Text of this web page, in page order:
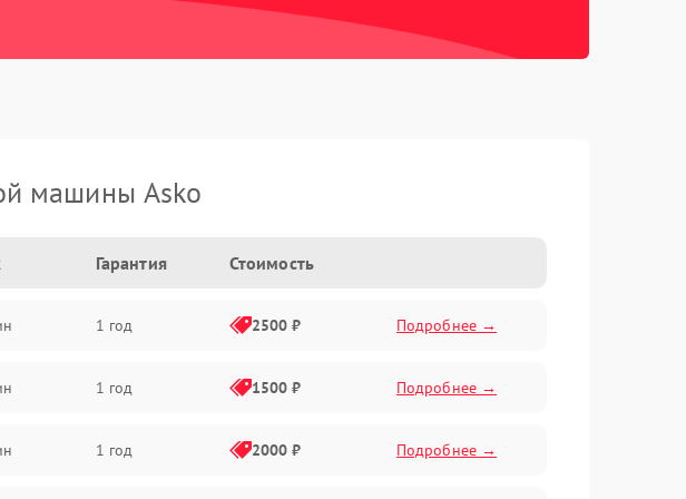
машины Asko
Гарантия Стоимость
1 год 2500 ₽ Подробнее →
1 год 1500 ₽ Подробнее →
1 год 2000 ₽ Подробнее →